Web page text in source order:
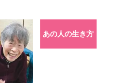
あの人の生き方